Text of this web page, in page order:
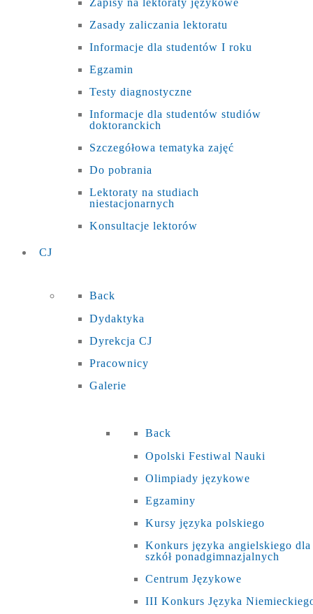
Zapisy na lektoraty językowe
Zasady zaliczania lektoratu
Informacje dla studentów I roku
Egzamin
Testy diagnostyczne
Informacje dla studentów studiów
doktoranckich
Szczegółowa tematyka zajęć
Do pobrania
Lektoraty na studiach
niestacjonarnych
Konsultacje lektorów
CJ
Back
Dydaktyka
Dyrekcja CJ
Pracownicy
Galerie
Back
Opolski Festiwal Nauki
Olimpiady językowe
Egzaminy
Kursy języka polskiego
Konkurs języka angielskiego dla
szkół ponadgimnazjalnych
Centrum Językowe
III Konkurs Języka